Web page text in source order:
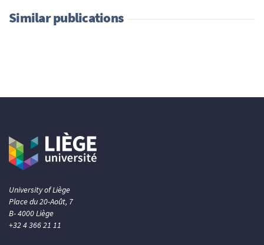
Similar publications
University of Liège
Place du 20-Août, 7
B- 4000 Liège
+32 4 366 21 11